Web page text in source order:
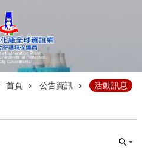
首頁 公告資訊 活動訊息